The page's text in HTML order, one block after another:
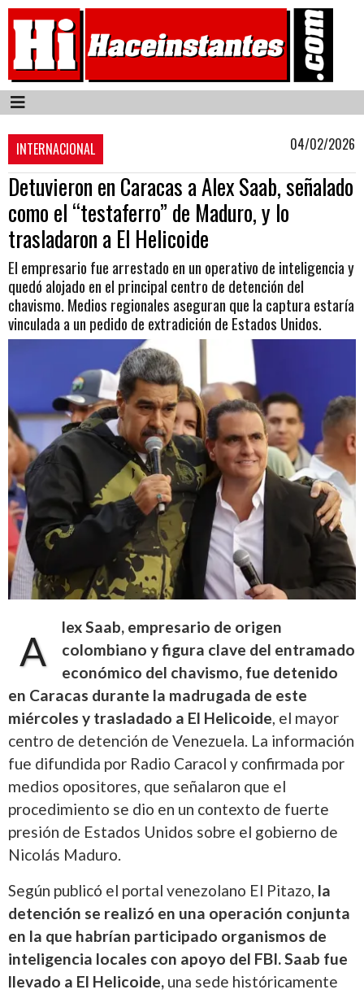
INTERNACIONAL 04/02/2026
Detuvieron en Caracas a Alex Saab, señalado
como el “testaferro” de Maduro, y lo
trasladaron a El Helicoide
El empresario fue arrestado en un operativo de inteligencia y
quedó alojado en el principal centro de detención del
chavismo. Medios regionales aseguran que la captura estaría
vinculada a un pedido de extradición de Estados Unidos.
A
lex Saab, empresario de origen
colombiano y figura clave del entramado
económico del chavismo, fue detenido
en Caracas durante la madrugada de este
miércoles y trasladado a El Helicoide, el mayor
centro de detención de Venezuela. La información
fue difundida por Radio Caracol y confirmada por
medios opositores, que señalaron que el
procedimiento se dio en un contexto de fuerte
presión de Estados Unidos sobre el gobierno de
Nicolás Maduro.
Según publicó el portal venezolano El Pitazo, la
detención se realizó en una operación conjunta
en la que habrían participado organismos de
inteligencia locales con apoyo del FBI. Saab fue
llevado a El Helicoide, una sede históricamente